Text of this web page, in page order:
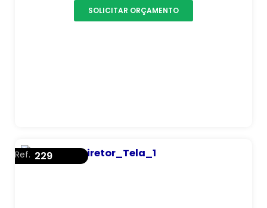
SOLICITAR ORÇAMENTO
Ref. 229